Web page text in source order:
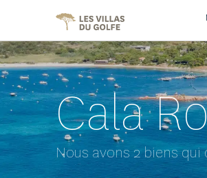
Cala
Nous avons 2 biens